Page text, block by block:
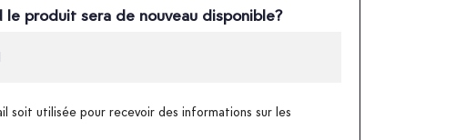
le produit sera de nouveau disponible?
soit utilisée pour recevoir des informations sur les